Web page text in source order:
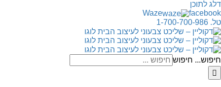
דלג לתוכן
Waze
facebook
טל. 1-700-700-986
חיפוש... חיפוש